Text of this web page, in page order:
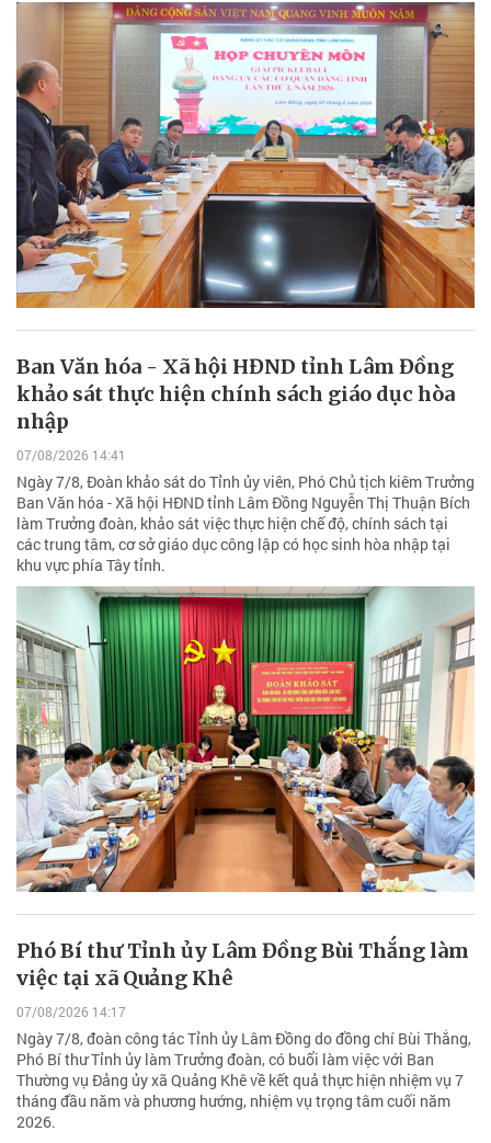
Ban Văn hóa - Xã hội HĐND tỉnh Lâm Đồng
khảo sát thực hiện chính sách giáo dục hòa
nhập
07/08/2026 14:41
Ngày 7/8, Đoàn khảo sát do Tỉnh ủy viên, Phó Chủ tịch kiêm Trưởng
Ban Văn hóa - Xã hội HĐND tỉnh Lâm Đồng Nguyễn Thị Thuận Bích
làm Trưởng đoàn, khảo sát việc thực hiện chế độ, chính sách tại
các trung tâm, cơ sở giáo dục công lập có học sinh hòa nhập tại
khu vực phía Tây tỉnh.
Phó Bí thư Tỉnh ủy Lâm Đồng Bùi Thắng làm
việc tại xã Quảng Khê
07/08/2026 14:17
Ngày 7/8, đoàn công tác Tỉnh ủy Lâm Đồng do đồng chí Bùi Thắng,
Phó Bí thư Tỉnh ủy làm Trưởng đoàn, có buổi làm việc với Ban
Thường vụ Đảng ủy xã Quảng Khê về kết quả thực hiện nhiệm vụ 7
tháng đầu năm và phương hướng, nhiệm vụ trọng tâm cuối năm
2026.